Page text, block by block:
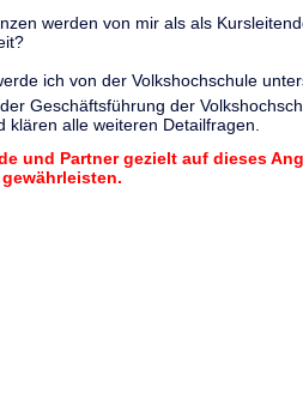
werden von mir als als
ich von der Volkshochschule
Geschäftsführung der
klären alle weiteren Detailfragen.
und Partner gezielt auf dieses